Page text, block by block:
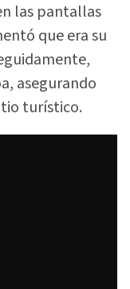
las pantallas
que era su
asegurando
turístico.